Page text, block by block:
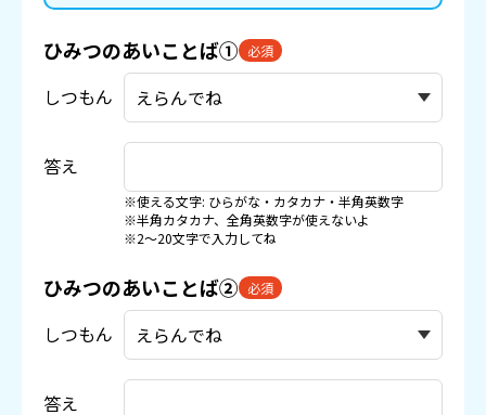
ひみつのあいことば① 必須
しつもん
答え
※使える文字: ひらがな・カタカナ・半角英数字
※半角カタカナ、全角英数字が使えないよ
※2〜20文字で入力してね
ひみつのあいことば② 必須
しつもん
答え